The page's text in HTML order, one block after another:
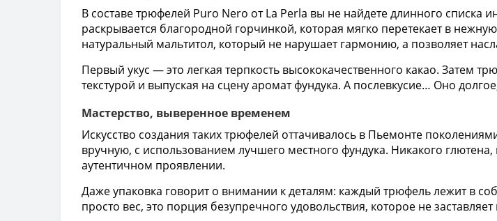
В составе трюфелей Puro Nero от La Perla вы не найдете длинного
раскрывается благородной горчинкой, которая мягко перетекает в
натуральный мальтитол, который не нарушает гармонию, а позволяет
Первый укус — это легкая терпкость высококачественного какао. Затем
текстурой и выпуская на сцену аромат фундука. А послевкусие… Оно
Мастерство, выверенное временем
Искусство создания таких трюфелей оттачивалось в Пьемонте
вручную, с использованием лучшего местного фундука. Никакого
аутентичном проявлении.
Даже упаковка говорит о внимании к деталям: каждый трюфель лежит в
просто вес, это порция безупречного удовольствия, которое не